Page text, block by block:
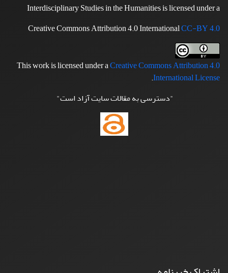
Interdisciplinary Studies in the Humanities is licensed under a
Creative Commons Attribution 4.0 InternationalCC-BY 4.0
This work is licensed under aCreative Commons Attribution 4.0
International License
.
"دسترسی به مقالات سایت آزاد است"